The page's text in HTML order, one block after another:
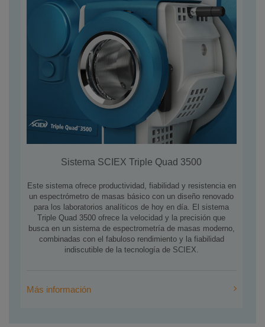
Sistema SCIEX Triple Quad 3500
Este sistema ofrece productividad, fiabilidad y resistencia en
un espectrómetro de masas básico con un diseño renovado
para los laboratorios analíticos de hoy en día. El sistema
Triple Quad 3500 ofrece la velocidad y la precisión que
busca en un sistema de espectrometría de masas moderno,
combinadas con el fabuloso rendimiento y la fiabilidad
indiscutible de la tecnología de SCIEX.
Más información